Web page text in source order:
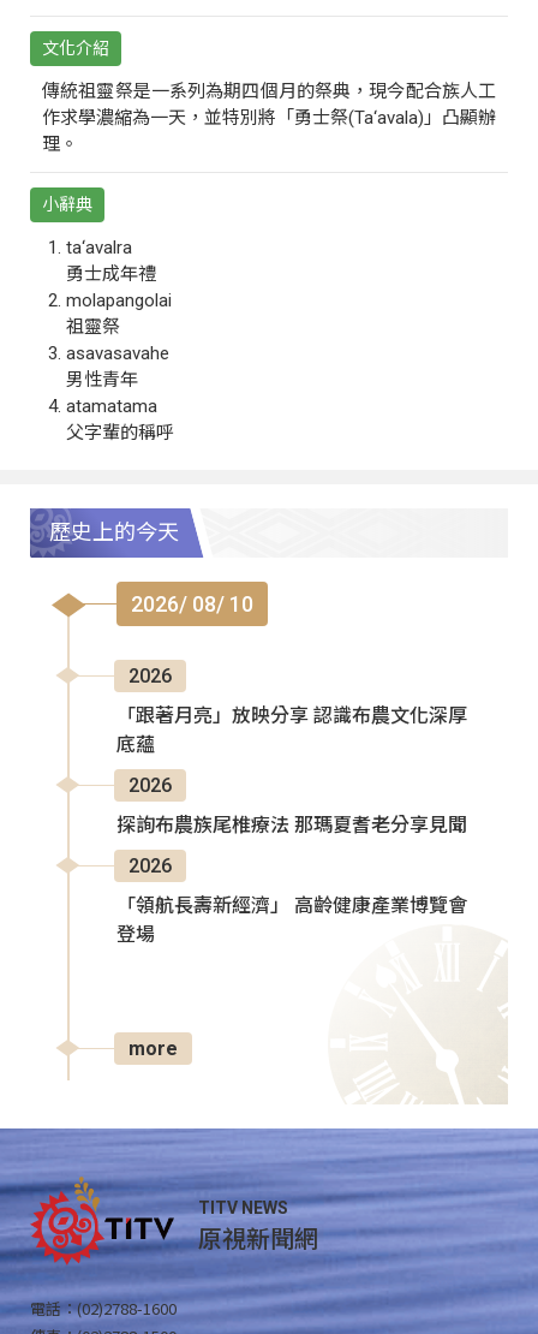
文化介紹
傳統祖靈祭是一系列為期四個月的祭典，現今配合族人工
作求學濃縮為一天，並特別將「勇士祭(Ta‘avala)」凸顯辦
理。
小辭典
ta‘avalra
勇士成年禮
molapangolai
祖靈祭
asavasavahe
男性青年
atamatama
父字輩的稱呼
歷史上的今天
2026/ 08/ 10
2026
「跟著月亮」放映分享 認識布農文化深厚
底蘊
2026
探詢布農族尾椎療法 那瑪夏耆老分享見聞
2026
「領航長壽新經濟」 高齡健康產業博覽會
登場
more
TITV NEWS
原視新聞網
電話：(02)2788-1600